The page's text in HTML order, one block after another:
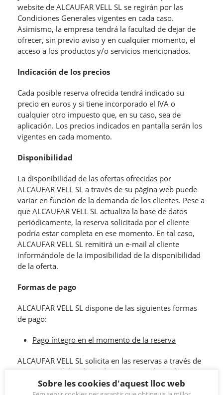
website de ALCAUFAR VELL SL se regirán por las
Condiciones Generales vigentes en cada caso.
Asimismo, la empresa tendrá la facultad de dejar de
ofrecer, sin previo aviso y en cualquier momento, el
acceso a los productos y/o servicios mencionados.
Indicación de los precios
Cada posible reserva ofrecida tendrá indicado su
precio en euros y si tiene incorporado el IVA o
cualquier otro impuesto que, en su caso, sea de
aplicación. Los precios indicados en pantalla serán los
vigentes en cada momento.
Disponibilidad
La disponibilidad de las ofertas ofrecidas por
ALCAUFAR VELL SL a través de su página web puede
variar en función de la demanda de los clientes. Pese a
que ALCAUFAR VELL SL actualiza la base de datos
periódicamente, la reserva solicitada por el cliente
podría estar completa en ese momento. En tal caso,
ALCAUFAR VELL SL remitirá un e-mail al cliente
informándole de la imposibilidad de la disponibilidad
de la oferta.
Formas de pago
ALCAUFAR VELL SL dispone de las siguientes formas
de pago:
Pago íntegro en el momento de la reserva
ALCAUFAR VELL SL solicita en las reservas a través de
su página web los datos de una tarjeta de crédito,
titular de reserva, para formalizar la misma realizando
Sobre les cookies d'aquest lloc web